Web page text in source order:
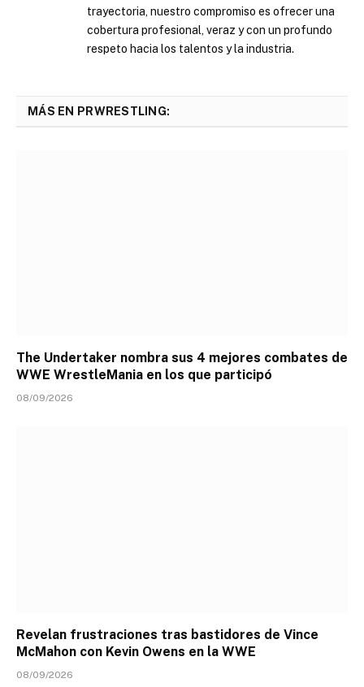
trayectoria, nuestro compromiso es ofrecer una
cobertura profesional, veraz y con un profundo
respeto hacia los talentos y la industria.
MÁS EN PRWRESTLING:
The Undertaker nombra sus 4 mejores combates de
WWE WrestleMania en los que participó
08/09/2026
Revelan frustraciones tras bastidores de Vince
McMahon con Kevin Owens en la WWE
08/09/2026